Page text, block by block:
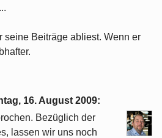
seine Beiträge abliest. Wenn er
16. August 2009:
Bezüglich der
lassen wir uns noch